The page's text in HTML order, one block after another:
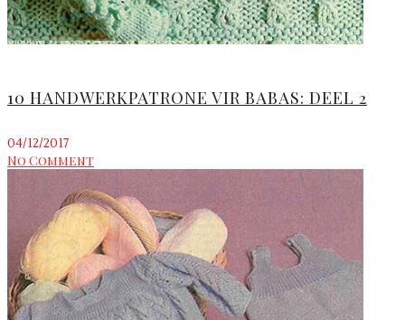
10 HANDWERKPATRONE VIR BABAS: DEEL 2
04/12/2017
No Comment